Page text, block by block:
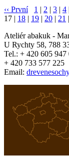
‹‹ První
1 | 2 | 3 | 4
17 | 18 | 19 | 20 | 21 |
Ateliérabakuk -
U Rychty 58, 788
Tel.: + 420 605 947
+ 420 733 577 225
Email: